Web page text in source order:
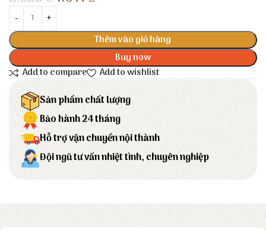
Thêm vào giỏ hàng
Buy now
Add to compare
Add to wishlist
Sản phẩm chất lượng
Bảo hành 24 tháng
Hỗ trợ vận chuyển nội thành
Đội ngũ tư vấn nhiệt tình, chuyên nghiệp